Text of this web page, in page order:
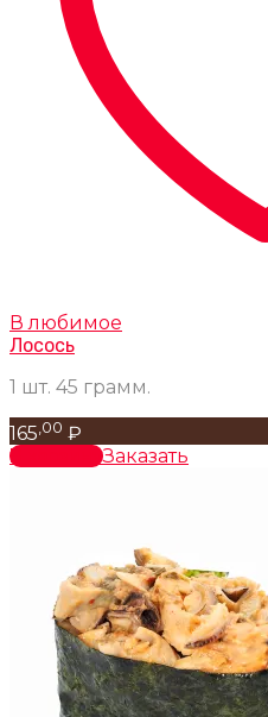
В любимое
Лосось
1 шт. 45 грамм.
165 ,00 ₽
В корзинуЗаказать